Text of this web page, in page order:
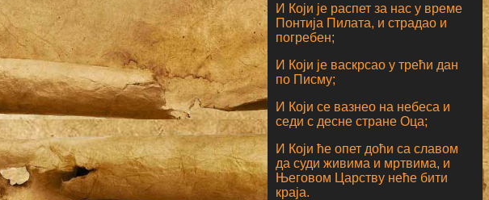
И Који је распет за нас у време
Понтија Пилата, и страдао и
погребен;
И Који је васкрсао у трећи дан
по Писму;
И Који се вазнео на небеса и
седи с десне стране Оца;
И Који ће опет доћи са славом
да суди живима и мртвима, и
Његовом Царству неће бити
краја.